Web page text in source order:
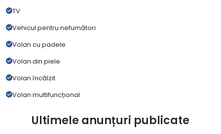
TV
Vehicul pentru nefumători
Volan cu padele
Volan din piele
Volan încălzit
Volan multifuncțional
Ultimele anunțuri publicate